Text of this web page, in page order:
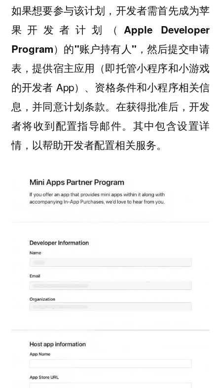
如果想要参与该计划， 开发者需首先成为苹
果开发者计划（Apple Developer
Program）的"账户持有人" ，然后提交申请
表，提供宿主应用（即托管小程序和小游戏
的开发者 App）、资格条件和小程序相关信
息，并同意计划条款。在获得批准后，开发
者将收到配置指导邮件。其中包含设置详
情，以帮助开发者配置相关服务。